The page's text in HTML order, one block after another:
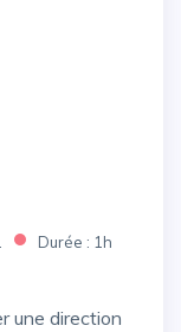
Durée : 1h